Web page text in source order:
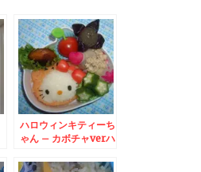
ハロウィンキティーち
ゃん – カボチャverハ